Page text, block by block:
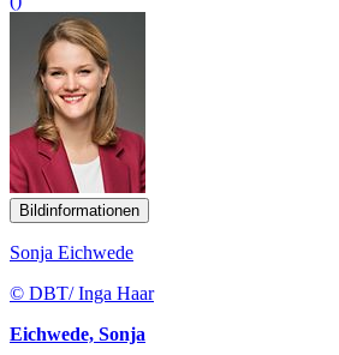
Bildinformationen
Sonja Eichwede
© DBT/ Inga Haar
Eichwede, Sonja